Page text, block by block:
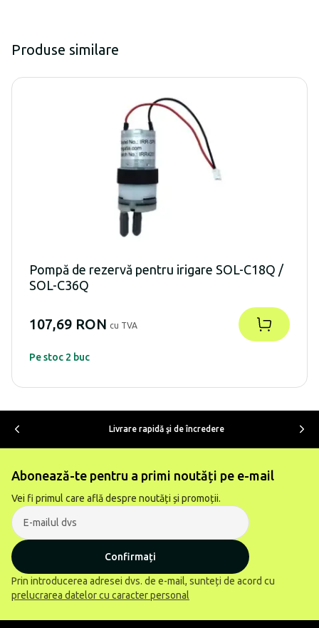
Produse similare
Pompă de rezervă pentru irigare SOL-C18Q /
SOL-C36Q
107,69 RON cu TVA
Pe stoc 2 buc
Livrare rapidă şi de încredere
Abonează-te pentru a primi noutăți pe e-mail
Vei fi primul care află despre noutăți și promoții.
Confirmați
Prin introducerea adresei dvs. de e-mail, sunteți de acord cu
prelucrarea datelor cu caracter personal